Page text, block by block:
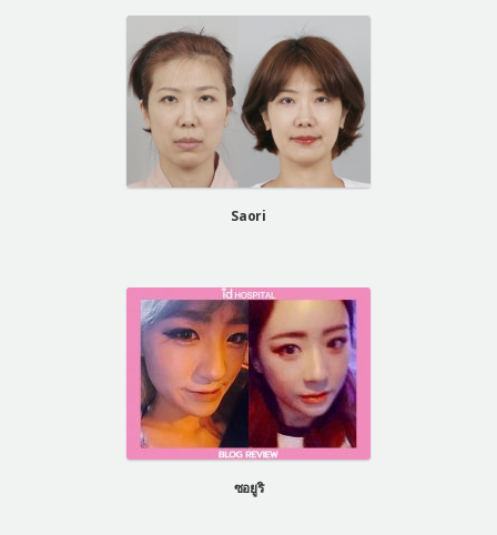
Saori
ซอยูริ